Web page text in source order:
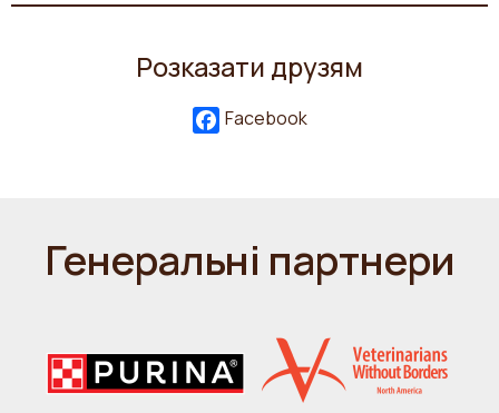
Розказати друзям
Facebook
Генеральні партнери